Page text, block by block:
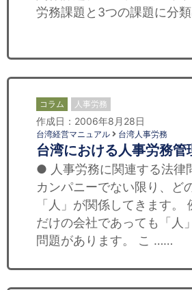
労務課題と3つの課題に分
コラム 人事労務
作成日：2006年8月28日
台湾経営マニュアル 台湾人事労務
台湾における人事労務管
● 人事労務に関連する法律
カンパニーでない限り、ど
「人」が関係してきます。
だけの会社であっても「人
問題があります。 こ ……